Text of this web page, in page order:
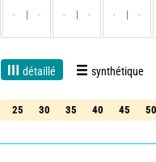
- - - - - -
détaillé synthétique
Fiabilité 90%
25 30 35 40 45 50
25 30 35 40 45 50